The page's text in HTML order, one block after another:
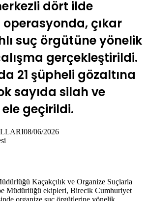
dört ilde
çıkar
suç örgütüne yönelik
gerçekleştirildi.
21 şüpheli gözaltına
sayıda silah ve
geçirildi.
08/06/2026
Kaçakçılık ve Organize Suçlarla
Müdürlüğü ekipleri, Birecik Cumhuriyet
organize suç örgütlerine yönelik